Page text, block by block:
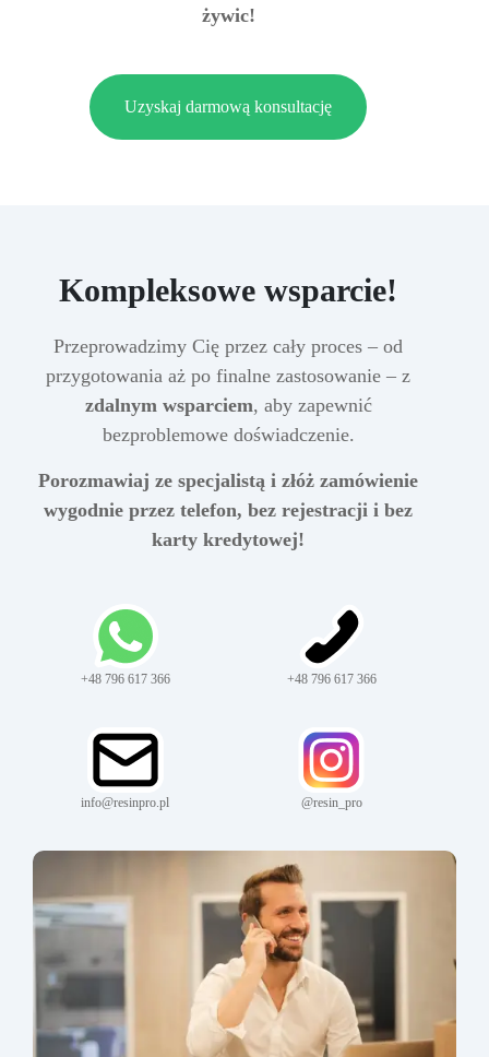
żywic!
Uzyskaj darmową konsultację
Kompleksowe wsparcie!
Przeprowadzimy Cię przez cały proces – od
przygotowania aż po finalne zastosowanie – z
zdalnym wsparciem, aby zapewnić
bezproblemowe doświadczenie.
Porozmawiaj ze specjalistą i złóż zamówienie
wygodnie przez telefon, bez rejestracji i bez
karty kredytowej!
+48 796 617 366 +48 796 617 366
info@resinpro.pl @resin_pro